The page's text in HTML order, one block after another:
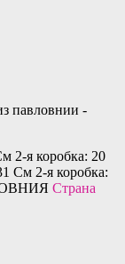
павловнии -
2-я коробка: 20
См 2-я коробка:
Страна